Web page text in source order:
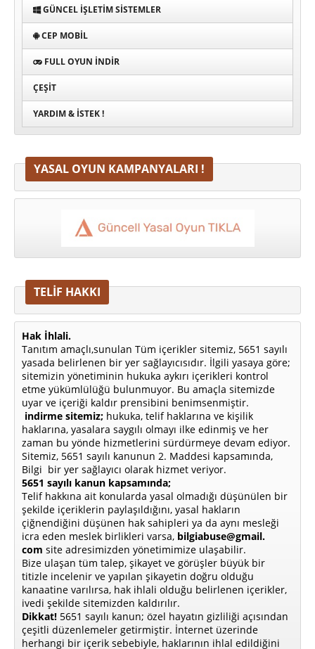
GÜNCEL İŞLETIM SISTEMLER
CEP MOBIL
FULL OYUN İNDIR
ÇEŞIT
YARDIM & İSTEK !
YASAL OYUN KAMPANYALARI !
TELİF HAKKI
Hak İhlali.
Tanıtım amaçlı,sunulan Tüm içerikler sitemiz, 5651 sayılı
yasada belirlenen bir yer sağlayıcısıdır. İlgili yasaya göre;
sitemizin yönetiminin hukuka aykırı içerikleri kontrol
etme yükümlülüğü bulunmuyor. Bu amaçla sitemizde
uyar ve içeriği kaldır prensibini benimsenmiştir.
indirme sitemiz; hukuka, telif haklarına ve kişilik
haklarına, yasalara saygılı olmayı ilke edinmiş ve her
zaman bu yönde hizmetlerini sürdürmeye devam ediyor.
Sitemiz, 5651 sayılı kanunun 2. Maddesi kapsamında,
Bilgi bir yer sağlayıcı olarak hizmet veriyor.
5651 sayılı kanun kapsamında;
Telif hakkına ait konularda yasal olmadığı düşünülen bir
şekilde içeriklerin paylaşıldığını, yasal hakların
çiğnendiğini düşünen hak sahipleri ya da aynı mesleği
icra eden meslek birlikleri varsa, bilgiabuse@gmail.
com site adresimizden yönetimimize ulaşabilir.
Bize ulaşan tüm talep, şikayet ve görüşler büyük bir
titizle incelenir ve yapılan şikayetin doğru olduğu
kanaatine varılırsa, hak ihlali olduğu belirlenen içerikler,
ivedi şekilde sitemizden kaldırılır.
Dikkat! 5651 sayılı kanun; özel hayatın gizliliği açısından
çeşitli düzenlemeler getirmiştir. İnternet üzerinde
herhangi bir içerik sebebiyle, haklarının ihlal edildiğini